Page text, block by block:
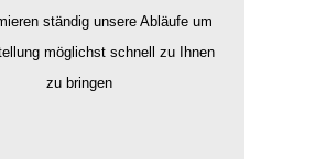
ständig unsere Abläufe um
möglichst schnell zu Ihnen
zu bringen